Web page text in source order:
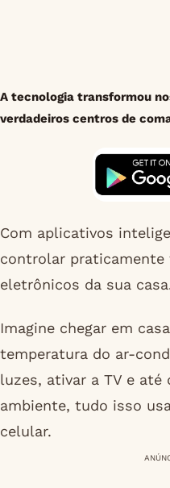
A tecnologia transformou
verdadeiros centros de
Com aplicativos
controlar
eletrônicos da sua
Imagine chegar em
temperatura do ar-
luzes, ativar a TV e
ambiente, tudo isso
celular.